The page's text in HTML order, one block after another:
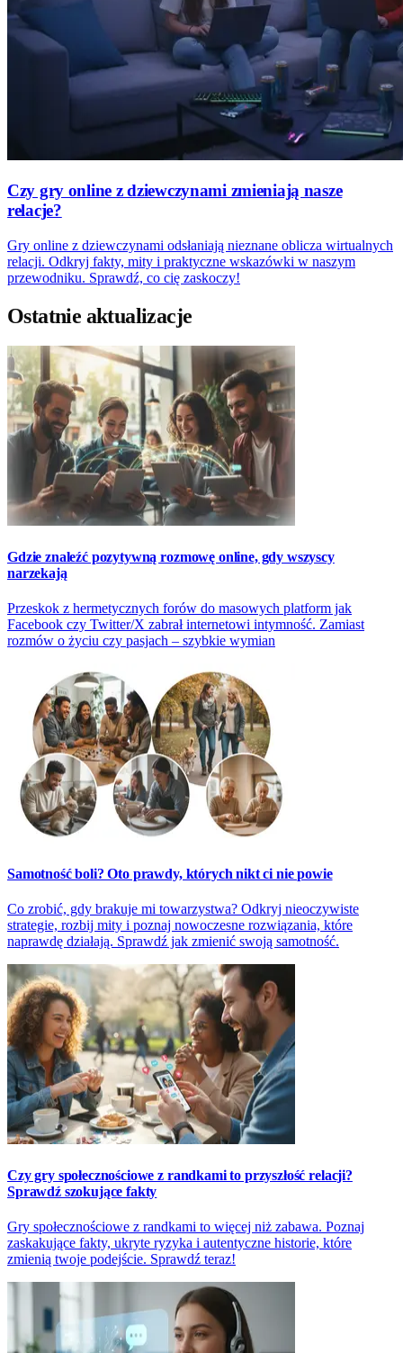
Czy gry online z dziewczynami zmieniają nasze
relacje?
Gry online z dziewczynami odsłaniają nieznane oblicza wirtualnych
relacji. Odkryj fakty, mity i praktyczne wskazówki w naszym
przewodniku. Sprawdź, co cię zaskoczy!
Ostatnie aktualizacje
Gdzie znaleźć pozytywną rozmowę online, gdy wszyscy
narzekają
Przeskok z hermetycznych forów do masowych platform jak
Facebook czy Twitter/X zabrał internetowi intymność. Zamiast
rozmów o życiu czy pasjach – szybkie wymian
Samotność boli? Oto prawdy, których nikt ci nie powie
Co zrobić, gdy brakuje mi towarzystwa? Odkryj nieoczywiste
strategie, rozbij mity i poznaj nowoczesne rozwiązania, które
naprawdę działają. Sprawdź jak zmienić swoją samotność.
Czy gry społecznościowe z randkami to przyszłość relacji?
Sprawdź szokujące fakty
Gry społecznościowe z randkami to więcej niż zabawa. Poznaj
zaskakujące fakty, ukryte ryzyka i autentyczne historie, które
zmienią twoje podejście. Sprawdź teraz!